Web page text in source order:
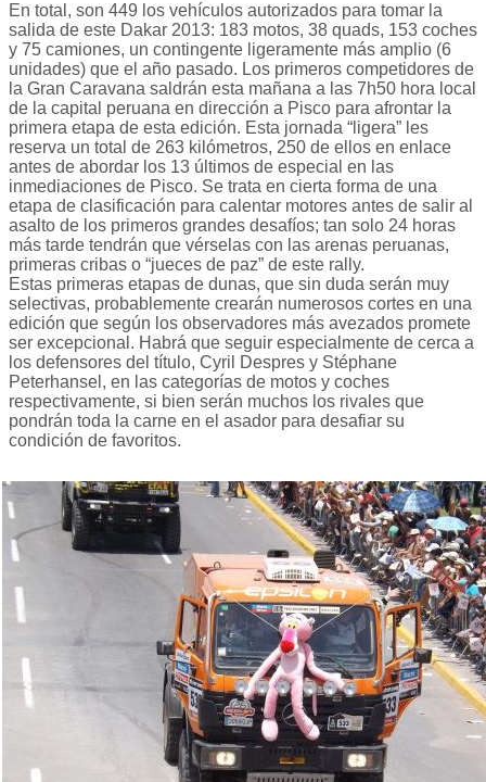
En total, son 449 los vehículos autorizados para tomar la
salida de este Dakar 2013: 183 motos, 38 quads, 153 coches
y 75 camiones, un contingente ligeramente más amplio (6
unidades) que el año pasado. Los primeros competidores de
la Gran Caravana saldrán esta mañana a las 7h50 hora local
de la capital peruana en dirección a Pisco para afrontar la
primera etapa de esta edición. Esta jornada “ligera” les
reserva un total de 263 kilómetros, 250 de ellos en enlace
antes de abordar los 13 últimos de especial en las
inmediaciones de Pisco. Se trata en cierta forma de una
etapa de clasificación para calentar motores antes de salir al
asalto de los primeros grandes desafíos; tan solo 24 horas
más tarde tendrán que vérselas con las arenas peruanas,
primeras cribas o “jueces de paz” de este rally.
Estas primeras etapas de dunas, que sin duda serán muy
selectivas, probablemente crearán numerosos cortes en una
edición que según los observadores más avezados promete
ser excepcional. Habrá que seguir especialmente de cerca a
los defensores del título, Cyril Despres y Stéphane
Peterhansel, en las categorías de motos y coches
respectivamente, si bien serán muchos los rivales que
pondrán toda la carne en el asador para desafiar su
condición de favoritos.